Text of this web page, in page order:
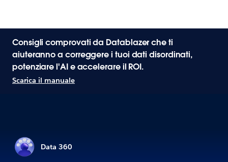
Consigli comprovati da Datablazer che ti
aiuteranno a correggere i tuoi dati disordinati,
potenziare l'AI e accelerare il ROI.
Scarica il manuale
Data 360